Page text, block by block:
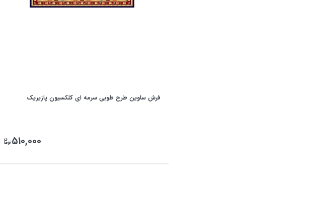
فرش ساوین طرح طوبی سرمه ای کلکسیون پازیریک
۵۱۰,۰۰۰